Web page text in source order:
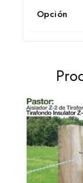
Opción